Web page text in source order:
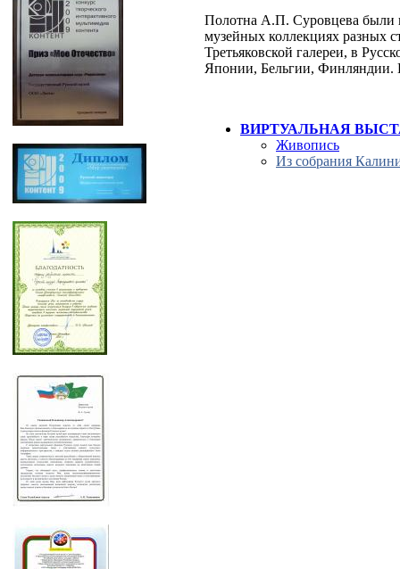
Полотна А.П. Суровцева были
музейных коллекциях разных
Третьяковской галереи, в
Японии, Бельгии,
ВИРТУАЛЬНАЯ
Живопись
Из собрания